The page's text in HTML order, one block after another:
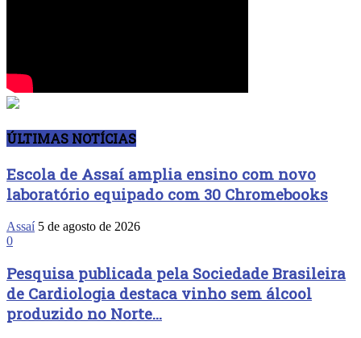
ÚLTIMAS NOTÍCIAS
Escola de Assaí amplia ensino com novo
laboratório equipado com 30 Chromebooks
Assaí 5 de agosto de 2026
0
Pesquisa publicada pela Sociedade Brasileira
de Cardiologia destaca vinho sem álcool
produzido no Norte...